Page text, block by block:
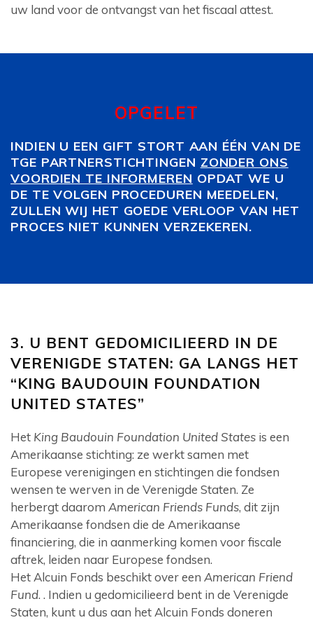
uw land voor de ontvangst van het fiscaal attest.
OPGELET
INDIEN U EEN GIFT STORT AAN ÉÉN VAN DE
TGE PARTNERSTICHTINGEN ZONDER ONS
VOORDIEN TE INFORMEREN OPDAT WE U
DE TE VOLGEN PROCEDUREN MEEDELEN,
ZULLEN WIJ HET GOEDE VERLOOP VAN HET
PROCES NIET KUNNEN VERZEKEREN.
3. U BENT GEDOMICILIEERD IN DE
VERENIGDE STATEN: GA LANGS HET
“KING BAUDOUIN FOUNDATION
UNITED STATES”
Het King Baudouin Foundation United States is een
Amerikaanse stichting: ze werkt samen met
Europese verenigingen en stichtingen die fondsen
wensen te werven in de Verenigde Staten. Ze
herbergt daarom American Friends Funds, dit zijn
Amerikaanse fondsen die de Amerikaanse
financiering, die in aanmerking komen voor fiscale
aftrek, leiden naar Europese fondsen.
Het Alcuin Fonds beschikt over een American Friend
Fund. . Indien u gedomicilieerd bent in de Verenigde
Staten, kunt u dus aan het Alcuin Fonds doneren